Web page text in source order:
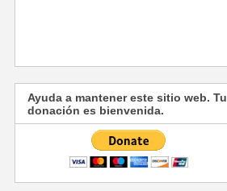
Ayuda a mantener este sitio web. Tu
donación es bienvenida.